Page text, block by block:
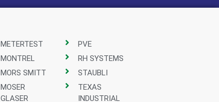
METERTEST
MONTREL
MORS SMITT
MOSER
GLASER
PVE
RH SYSTEMS
STAUBLI
TEXAS
INDUSTRIAL